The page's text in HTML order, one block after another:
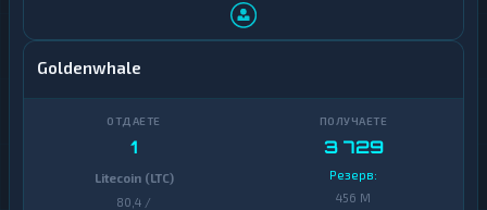
Goldenwhale
1
Litecoin (LTC)
80,4 /
3 729
Резерв:
456 M